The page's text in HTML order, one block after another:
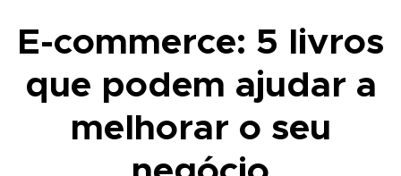
E-commerce: 5 livros
que podem ajudar a
melhorar o seu